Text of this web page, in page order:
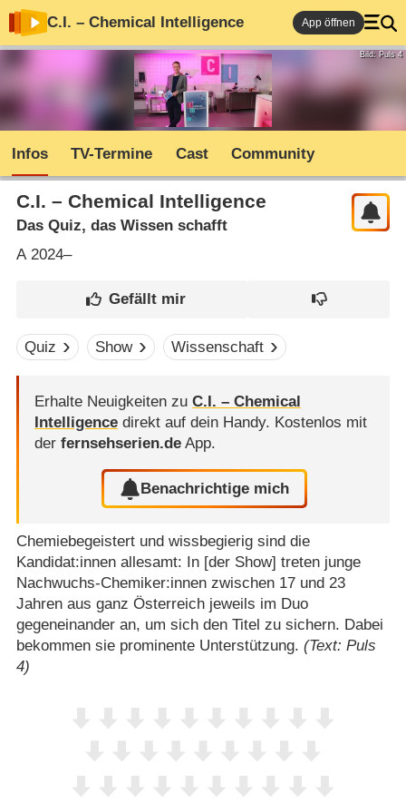
C.I. – Chemical Intelligence App öffnen
Bild: Puls 4
Infos TV-Termine Cast Community
C.I. – Chemical Intelligence
Das Quiz, das Wissen schafft
A2024–
Quiz Show Wissenschaft
Erhalte Neuigkeiten zu C.I. – Chemical
Intelligencedirekt auf dein Handy. Kostenlos mit
der fernsehserien.deApp.
Benachrichtige mich
Chemiebegeistert und wissbegierig sind die
Kandidat:innen allesamt: In [der Show] treten junge
Nachwuchs-Chemiker:innen zwischen 17 und 23
Jahren aus ganz Österreich jeweils im Duo
gegeneinander an, um sich den Titel zu sichern. Dabei
bekommen sie prominente Unterstützung. (Text: Puls
4)